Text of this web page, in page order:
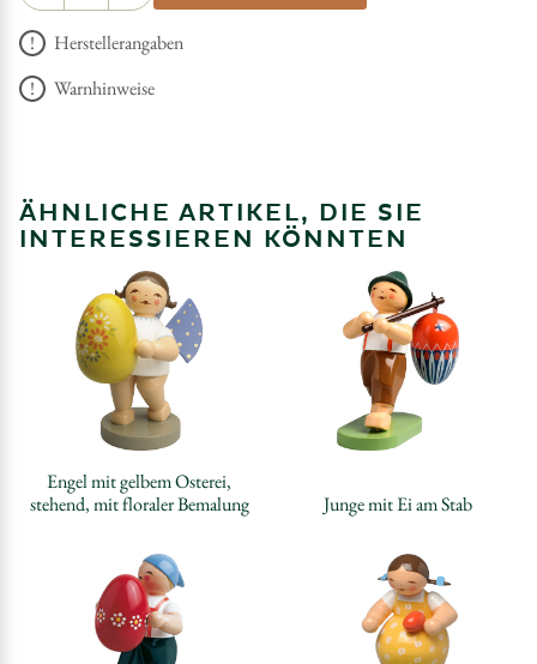
Herstellerangaben
Warnhinweise
ÄHNLICHE ARTIKEL, DIE SIE
INTERESSIEREN KÖNNTEN
Engel mit gelbem Osterei,
stehend, mit floraler Bemalung
Junge mit Ei am Stab